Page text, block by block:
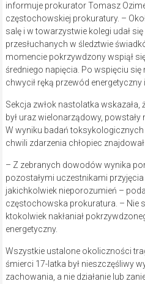
informuje prokurator Tomasz
częstochowskiej prokuratury. –
salę i w towarzystwie kolegi udał
przesłuchanych w śledztwie
momencie pokrzywdzony wspiął
średniego napięcia. Po wspięciu
chwycił ręką przewód energetyczny
Sekcja zwłok nastolatka wskazała,
był uraz wielonarządowy,
W wyniku badań
chwili zdarzenia chłopiec
– Z zebranych dowodów wynika
pozostałymi uczestnikami
jakichkolwiek nieporozumień –
częstochowska prokuratura. – Nie
ktokolwiek nakłaniał
energetyczny.
Wszystkie ustalone okoliczności
śmierci 17-latka był nieszczęśliwy
zachowania, a nie działanie lub